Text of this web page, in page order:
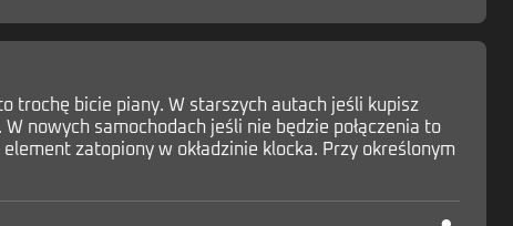
trochę bicie piany. W starszych autach jeśli kupisz
nowych samochodach jeśli nie będzie połączenia to
zatopiony w okładzinie klocka. Przy określonym